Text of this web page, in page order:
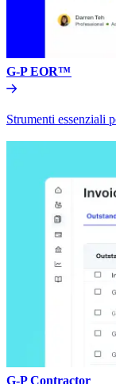
G-P EOR™​​
Strumenti essenziali
G-P Contractor​​